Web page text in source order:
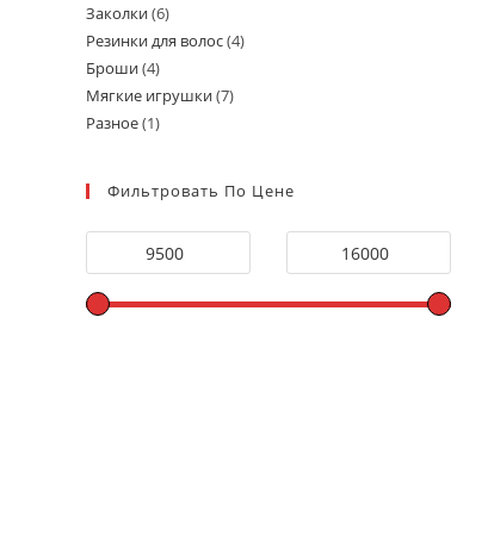
Заколки 66
товаров
Резинки для волос 44
Броши 44
товара
Мягкие игрушки 77
Разное 11
Фильтровать По Цене